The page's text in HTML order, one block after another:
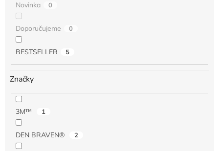
Novinka 0
Doporučujeme 0
BESTSELLER 5
Značky
3M™ 1
DEN BRAVEN® 2